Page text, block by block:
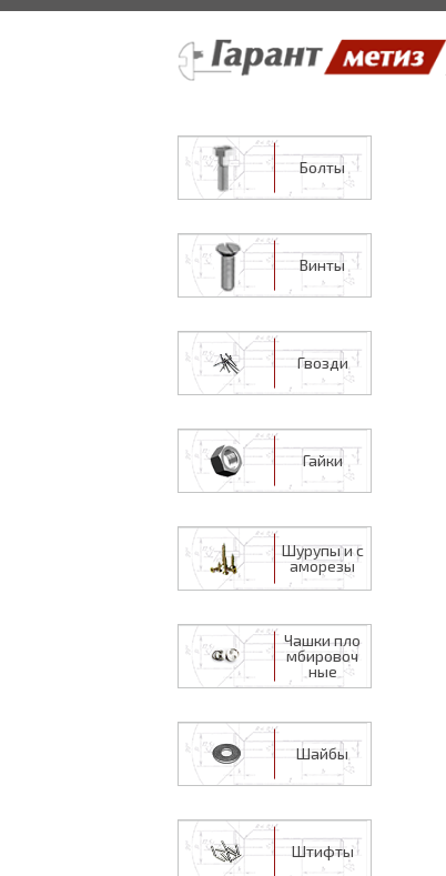
Болты
Винты
Гвозди
Гайки
Шурупы и с
аморезы
Чашки пло
мбировоч
ные
Шайбы
Штифты